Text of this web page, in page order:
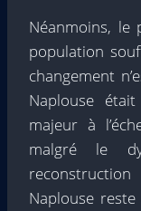
Néanmoins, le
population
changement
Naplouse
majeur à
malgré le
Naplouse